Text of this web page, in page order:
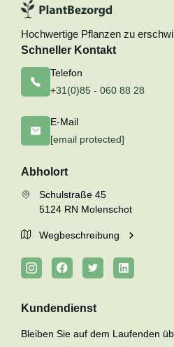
Hochwertige Pflanzen zu
Schneller Kontakt
Telefon
+31(0)85 - 060 88 28
E-Mail
[email protected]
Abholort
Schulstraße 45
5124 RN Molenschot
Wegbeschreibung
Kundendienst
Bleiben Sie auf dem Laufenden